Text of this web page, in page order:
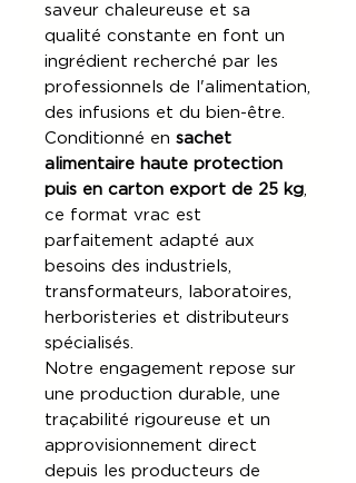
saveur chaleureuse et sa
qualité constante en font un
ingrédient recherché par les
professionnels de l'alimentation,
des infusions et du bien-être.
Conditionné en sachet
alimentaire haute protection
puis en carton export de 25 kg
ce format vrac est
parfaitement adapté aux
besoins des industriels,
transformateurs, laboratoires,
herboristeries et distributeurs
spécialisés.
Notre engagement repose sur
une production durable, une
traçabilité rigoureuse et un
approvisionnement direct
depuis les producteurs de